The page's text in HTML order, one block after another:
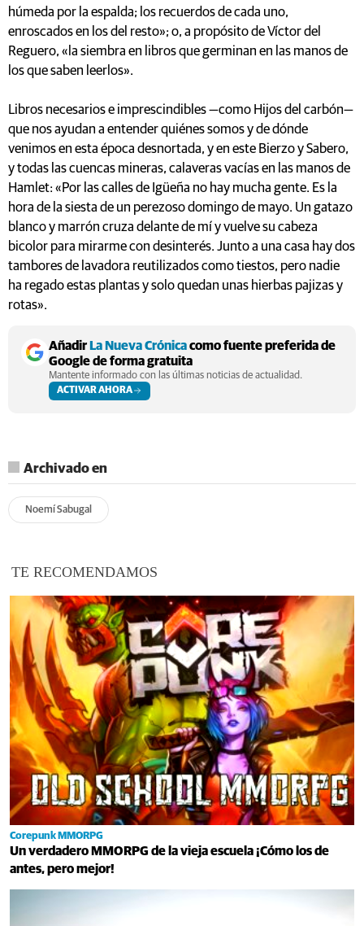
húmeda por la espalda; los recuerdos de cada uno,
enroscados en los del resto»; o, a propósito de Víctor del
Reguero, «la siembra en libros que germinan en las manos de
los que saben leerlos».
Libros necesarios e imprescindibles —como Hijos del carbón—
que nos ayudan a entender quiénes somos y de dónde
venimos en esta época desnortada, y en este Bierzo y Sabero,
y todas las cuencas mineras, calaveras vacías en las manos de
Hamlet: «Por las calles de Igüeña no hay mucha gente. Es la
hora de la siesta de un perezoso domingo de mayo. Un gatazo
blanco y marrón cruza delante de mí y vuelve su cabeza
bicolor para mirarme con desinterés. Junto a una casa hay dos
tambores de lavadora reutilizados como tiestos, pero nadie
ha regado estas plantas y solo quedan unas hierbas pajizas y
rotas».
AñadirLa Nueva Crónicacomo fuente preferida de
Google de forma gratuita
Mantente informado con las últimas noticias de actualidad.
ACTIVAR AHORA
Archivado en
Noemí Sabugal
TE RECOMENDAMOS
Corepunk MMORPG
Un verdadero MMORPG de la vieja escuela ¡Cómo los de
antes, pero mejor!